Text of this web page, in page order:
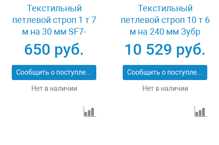
Текстильный
петлевой строп 1 т 7
м на 30 мм SF7-
СТП-1-7
650 руб.
Сообщить о поступлении
Нет в наличии
Текстильный
петлевой строп 10 т 6
м на 240 мм Зубр
43559-10-6
10 529 руб.
Сообщить о поступлении
Нет в наличии